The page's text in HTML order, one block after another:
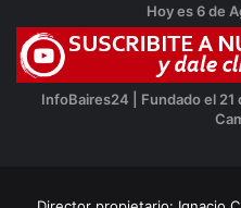
Hoy es 6 de
InfoBaires24 | Fundado el